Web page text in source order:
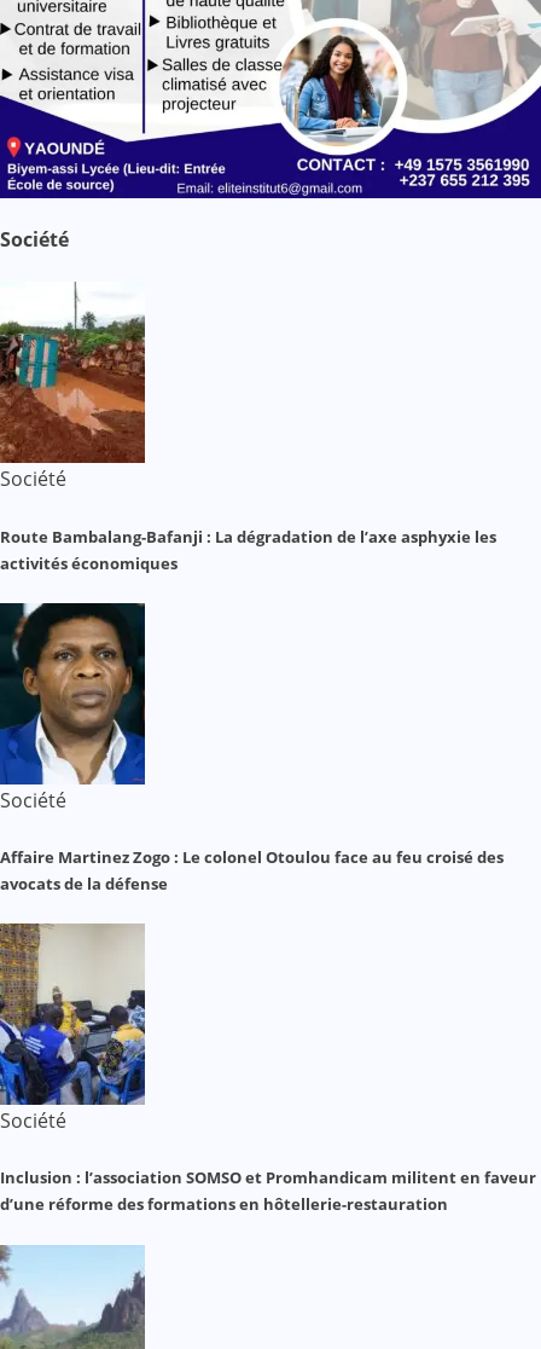
Société
Société
Route Bambalang-Bafanji : La dégradation de l’axe asphyxie les
activités économiques
Société
Affaire Martinez Zogo : Le colonel Otoulou face au feu croisé des
avocats de la défense
Société
Inclusion : l’association SOMSO et Promhandicam militent en faveur
d’une réforme des formations en hôtellerie-restauration